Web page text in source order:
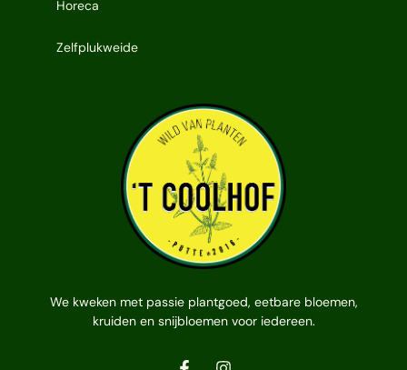
We kweken met passie plantgoed, eetbare bloemen,
kruiden en snijbloemen voor iedereen.
Horeca
Zelfplukweide